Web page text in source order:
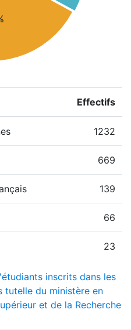
Effectifs
1232
669
139
66
23
inscrits dans les
tutelle du ministère en
et de la Recherche